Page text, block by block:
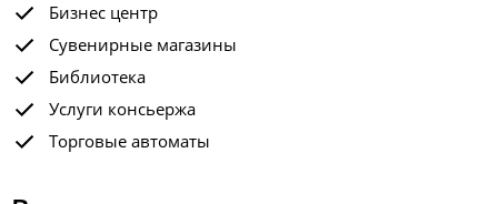
Бизнес центр
Сувенирные магазины
Библиотека
Услуги консьержа
Торговые автоматы